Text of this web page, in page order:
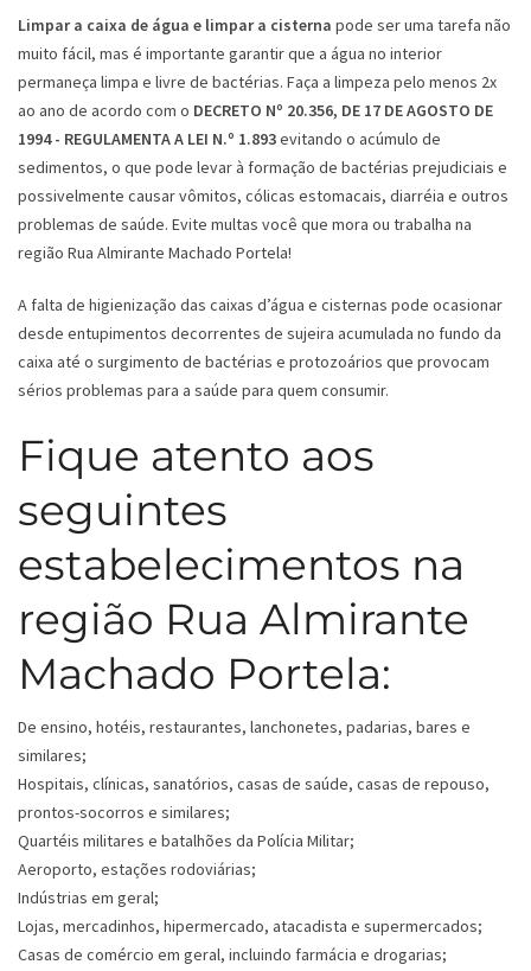
Limpar a caixa de água e limpar a cisterna pode ser uma tarefa não
muito fácil, mas é importante garantir que a água no interior
permaneça limpa e livre de bactérias. Faça a limpeza pelo menos 2x
ao ano de acordo com o DECRETO Nº 20.356, DE 17 DE AGOSTO DE
1994 - REGULAMENTA A LEI N.º 1.893evitando o acúmulo de
sedimentos, o que pode levar à formação de bactérias prejudiciais e
possivelmente causar vômitos, cólicas estomacais, diarréia e outros
problemas de saúde. Evite multas você que mora ou trabalha na
região Rua Almirante Machado Portela!
A falta de higienização das caixas d’água e cisternas pode ocasionar
desde entupimentos decorrentes de sujeira acumulada no fundo da
caixa até o surgimento de bactérias e protozoários que provocam
sérios problemas para a saúde para quem consumir.
Fique atento aos
seguintes
estabelecimentos na
região Rua Almirante
Machado Portela:
De ensino, hotéis, restaurantes, lanchonetes, padarias, bares e
similares;
Hospitais, clínicas, sanatórios, casas de saúde, casas de repouso,
prontos-socorros e similares;
Quartéis militares e batalhões da Polícia Militar;
Aeroporto, estações rodoviárias;
Indústrias em geral;
Lojas, mercadinhos, hipermercado, atacadista e supermercados;
Casas de comércio em geral, incluindo farmácia e drogarias;